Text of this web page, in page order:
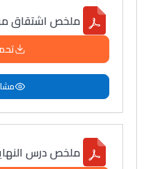
ملخص اشتقاق
ملخص درس